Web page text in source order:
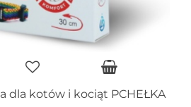
dla kotów i kociąt PCHEŁKA